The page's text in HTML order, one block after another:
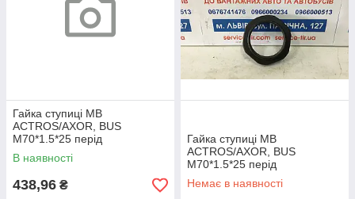
Гайка ступиці MB
ACTROS/AXOR, BUS
M70*1.5*25 перід
В наявності
438,96 ₴
Гайка ступиці MB
ACTROS/AXOR, BUS
M70*1.5*25 перід
Немає в наявності